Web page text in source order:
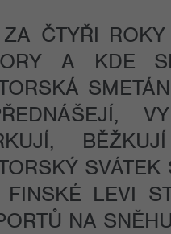
ČTYŘI
A KDE
LEVI
NA